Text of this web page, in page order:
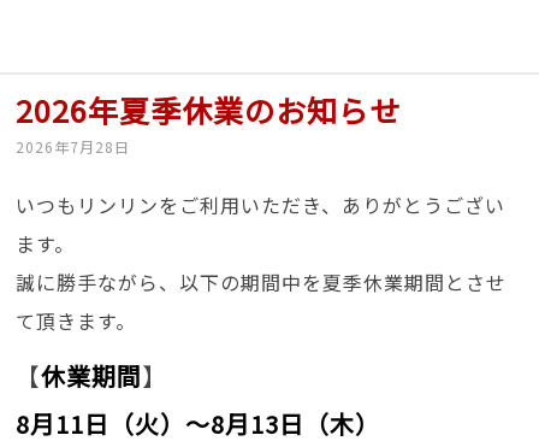
2026年夏季休業のお知らせ
2026年7月28日
いつもリンリンをご利用いただき、ありがとうござい
ます。
誠に勝手ながら、以下の期間中を夏季休業期間とさせ
て頂きます。
【休業期間】
8月11日（火）～8月13日（木）